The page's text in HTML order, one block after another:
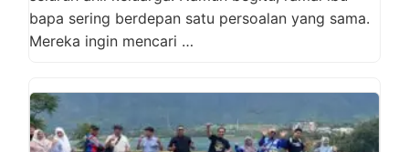
bapa sering berdepan satu persoalan yang sama.
Mereka ingin mencari …